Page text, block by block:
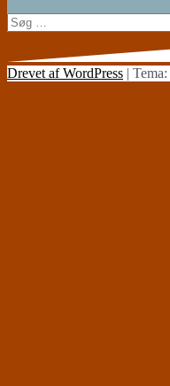
Søg
efter:
Drevet af WordPress | Tema: